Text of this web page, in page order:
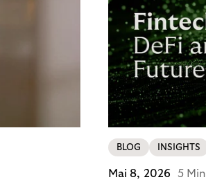
BLOG INSIGHTS
Mai 8, 2026 5